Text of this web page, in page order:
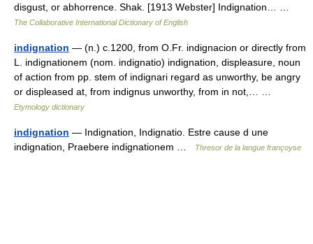
disgust, or abhorrence. Shak. [1913 Webster] Indignation… …
The Collaborative International Dictionary of English
indignation — (n.) c.1200, from O.Fr. indignacion or directly from
L. indignationem (nom. indignatio) indignation, displeasure, noun
of action from pp. stem of indignari regard as unworthy, be angry
or displeased at, from indignus unworthy, from in not,… …
Etymology dictionary
indignation — Indignation, Indignatio. Estre cause d une
indignation, Praebere indignationem …
Thresor de la langue françoyse